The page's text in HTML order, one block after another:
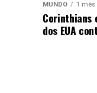
MUNDO 1 mês
Corinthians
dos EUA